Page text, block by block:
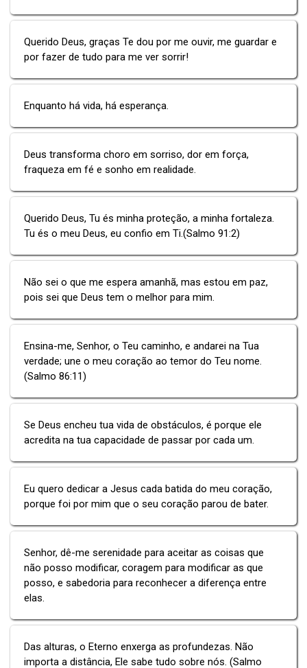
Querido Deus, graças Te dou por me ouvir, me guardar e
por fazer de tudo para me ver sorrir!
Enquanto há vida, há esperança.
Deus transforma choro em sorriso, dor em força,
fraqueza em fé e sonho em realidade.
Querido Deus, Tu és minha proteção, a minha fortaleza.
Tu és o meu Deus, eu confio em Ti.(Salmo 91:2)
Não sei o que me espera amanhã, mas estou em paz,
pois sei que Deus tem o melhor para mim.
Ensina-me, Senhor, o Teu caminho, e andarei na Tua
verdade; une o meu coração ao temor do Teu nome.
(Salmo 86:11)
Se Deus encheu tua vida de obstáculos, é porque ele
acredita na tua capacidade de passar por cada um.
Eu quero dedicar a Jesus cada batida do meu coração,
porque foi por mim que o seu coração parou de bater.
Senhor, dê-me serenidade para aceitar as coisas que
não posso modificar, coragem para modificar as que
posso, e sabedoria para reconhecer a diferença entre
elas.
Das alturas, o Eterno enxerga as profundezas. Não
importa a distância, Ele sabe tudo sobre nós. (Salmo